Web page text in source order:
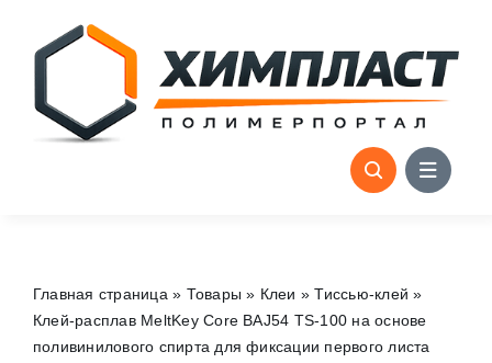
content
Главная страница » Товары » Клеи »Тиссью-клей »
Клей-расплав MeltKey Core BAJ54 TS-100 на основе
поливинилового спирта для фиксации первого листа